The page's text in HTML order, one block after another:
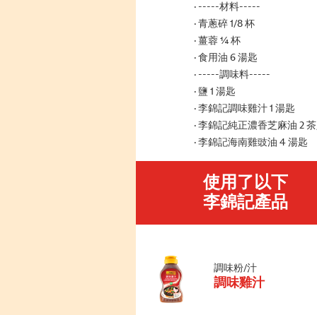
-----材料-----
青蔥碎 1/8 杯
薑蓉 ¼ 杯
食用油 6 湯匙
-----調味料-----
鹽 1 湯匙
李錦記調味雞汁 1 湯匙
李錦記純正濃香芝麻油 2
李錦記海南雞豉油 4 湯匙
使用了以下
李錦記產品
調味粉/汁
調味雞汁